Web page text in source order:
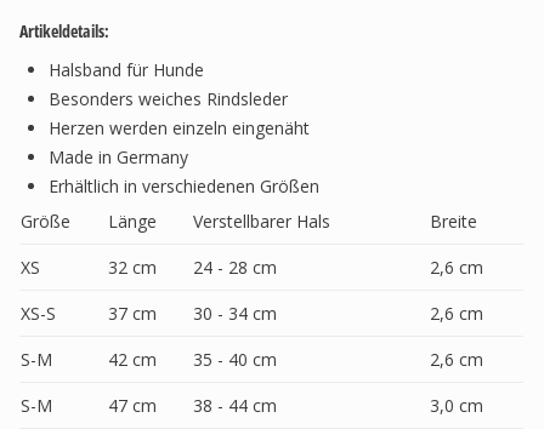
Artikeldetails:
Halsband für Hunde
Besonders weiches Rindsleder
Herzen werden einzeln eingenäht
Made in Germany
Erhältlich in verschiedenen Größen
Größe
Länge Verstellbarer Hals
Breite
XS
32 cm 24 - 28 cm
2,6 cm
XS-S
37 cm 30 - 34 cm
2,6 cm
S-M
42 cm 35 - 40 cm
2,6 cm
S-M
47 cm 38 - 44 cm 3,0 cm